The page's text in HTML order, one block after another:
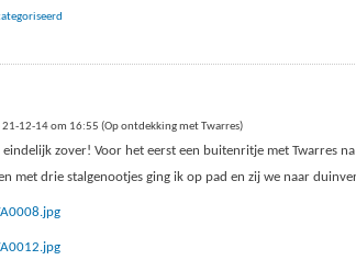
21-12-14 om 16:55 (Op ontdekking met Twarres)
eindelijk zover! Voor het eerst een buitenritje met Twarres
met drie stalgenootjes ging ik op pad en zij we naar